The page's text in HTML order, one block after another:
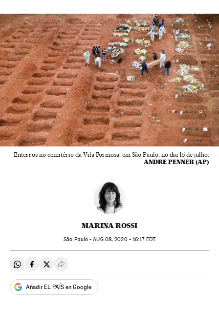
Enterros no cemitério da Vila Formosa, em São Paulo, no dia 15 de julho.
ANDRE PENNER (AP)
MARINA ROSSI
São Paulo -AUG08, 2020 - 16:17EDT
Compartir en Whatsapp
Compartir en Facebook
Compartir en Twitter
Desplegar Redes Sociales
Añadir EL PAÍS en Google